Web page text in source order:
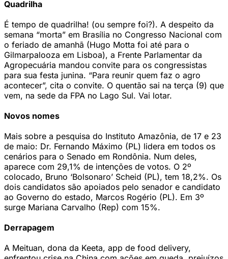
Quadrilha
É tempo de quadrilha! (ou sempre foi?). A despeito da
semana “morta” em Brasília no Congresso Nacional com
o feriado de amanhã (Hugo Motta foi até para o
Gilmarpalooza em Lisboa), a Frente Parlamentar da
Agropecuária mandou convite para os congressistas
para sua festa junina. “Para reunir quem faz o agro
acontecer”, cita o convite. O quentão sai na terça (9) que
vem, na sede da FPA no Lago Sul. Vai lotar.
Novos nomes
Mais sobre a pesquisa do Instituto Amazônia, de 17 e 23
de maio: Dr. Fernando Máximo (PL) lidera em todos os
cenários para o Senado em Rondônia. Num deles,
aparece com 29,1% de intenções de votos. O 2º
colocado, Bruno ‘Bolsonaro’ Scheid (PL), tem 18,2%. Os
dois candidatos são apoiados pelo senador e candidato
ao Governo do estado, Marcos Rogério (PL). Em 3º
surge Mariana Carvalho (Rep) com 15%.
Derrapagem
A Meituan, dona da Keeta, app de food delivery,